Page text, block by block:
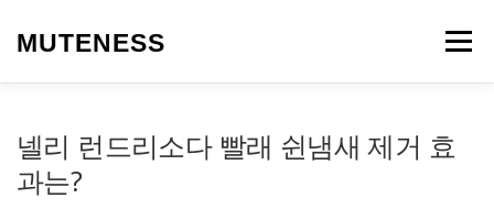
MUTENESS 메뉴
넬리 런드리소다 빨래 쉰냄새 제거 효
과는?